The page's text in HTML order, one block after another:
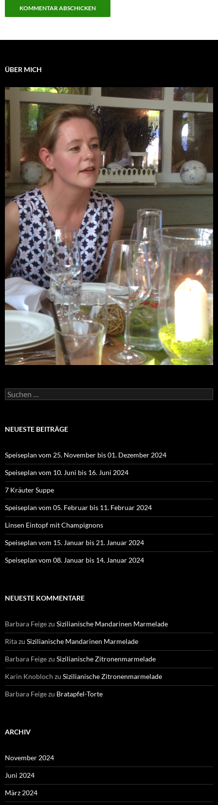
ÜBER MICH
Suchen
nach:
NEUESTE BEITRÄGE
Speiseplan vom 25. November bis 01. Dezember 2024
Speiseplan vom 10. Juni bis 16. Juni 2024
7 Kräuter Suppe
Speiseplan vom 05. Februar bis 11. Februar 2024
Linsen Eintopf mit Champignons
Speiseplan vom 15. Januar bis 21. Januar 2024
Speiseplan vom 08. Januar bis 14. Januar 2024
NEUESTE KOMMENTARE
Barbara Feigezu Sizilianische Mandarinen Marmelade
Ritazu Sizilianische Mandarinen Marmelade
Barbara Feigezu Sizilianische Zitronenmarmelade
Karin Knobloch zu Sizilianische Zitronenmarmelade
Barbara Feigezu Bratapfel-Torte
ARCHIV
November 2024
Juni 2024
März 2024